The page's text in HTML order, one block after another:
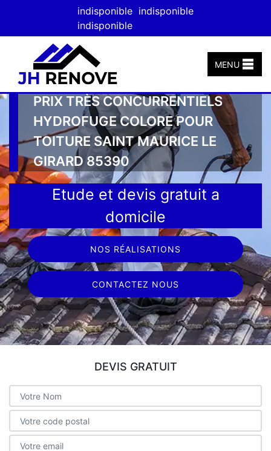
indisponible indisponible
indisponible
MENU
PRIX TRÈS CONCURRENTIELS
HYDROFUGE COLORE POUR
TOITURE SAINT MAURICE LE
GIRARD 85390
Etude et devis gratuit a
domicile
NOS RÉALISATIONS
CONTACTEZ NOUS
DEVIS GRATUIT